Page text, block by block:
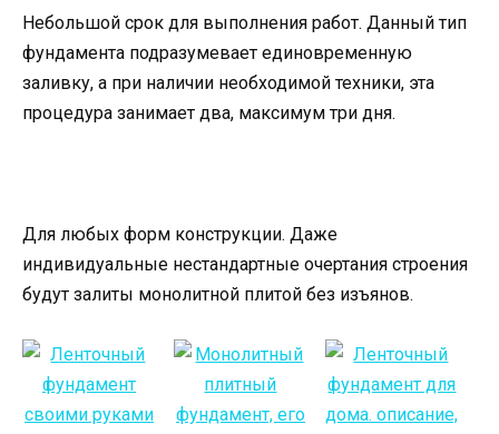
Небольшой срок для выполнения работ. Данный тип
фундамента подразумевает единовременную
заливку, а при наличии необходимой техники, эта
процедура занимает два, максимум три дня.
Для любых форм конструкции. Даже
индивидуальные нестандартные очертания строения
будут залиты монолитной плитой без изъянов.